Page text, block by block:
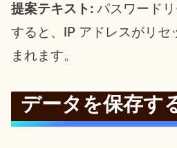
提案テキスト: パスワード
すると、IP アドレスがリセ
まれます。
データを保存す